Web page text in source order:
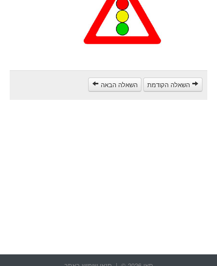
مركبة شحن خفيف (C1)
مركبة عمومية (D)
קורס תאוריה
השאלה הקודמת השאלה הבאה